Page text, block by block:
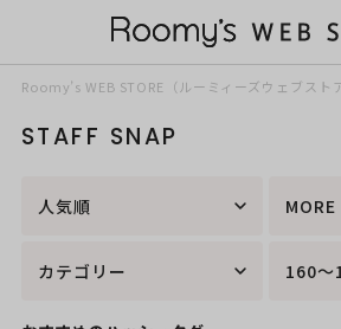
Roomy’s WEB STORE（ルーミィーズウェブストア
STAFF SNAP
人気順
カテゴリー 160